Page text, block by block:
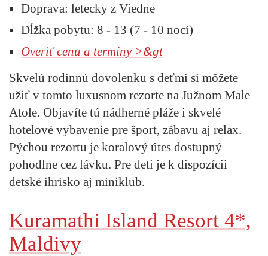
Doprava: letecky z Viedne
Dĺžka pobytu: 8 - 13 (7 - 10 nocí)
Overiť cenu a termíny >&gt
Skvelú rodinnú dovolenku s deťmi si môžete
užiť v tomto luxusnom rezorte na Južnom Male
Atole. Objavíte tú nádherné pláže i skvelé
hotelové vybavenie pre šport, zábavu aj relax.
Pýchou rezortu je koralový útes dostupný
pohodlne cez lávku. Pre deti je k dispozícii
detské ihrisko aj miniklub.
Kuramathi Island Resort 4*,
Maldivy